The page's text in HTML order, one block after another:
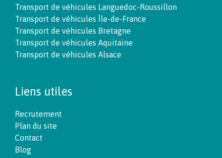
Transport de véhicules Languedoc-Roussillon
Transport de véhicules Île-de-France
Transport de véhicules Bretagne
Transport de véhicules Aquitaine
Transport de véhicules Alsace
Liens utiles
Recrutement
Plan du site
Contact
Blog